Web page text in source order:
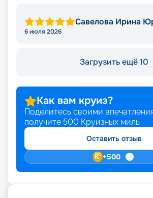
Савелова Ирина
6 июля 2026
Загрузить ещё 10
Как вам круиз?
Поделитесь своими
получите 500 Круизных миль
Оставить отзыв
+500